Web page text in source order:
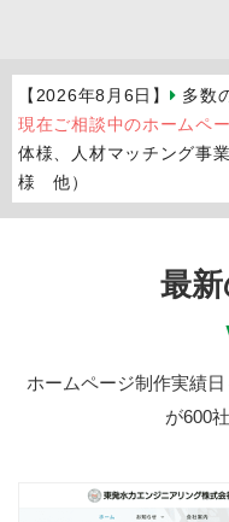
【2026年8月6日】
多数
現在ご相談中のホームペ
体様、人材マッチング事
様 他）
最
ホームページ制作実績
が600